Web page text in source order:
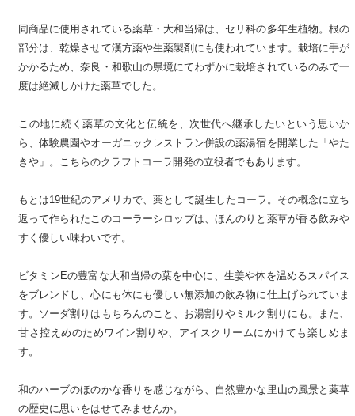
同商品に使用されている薬草・大和当帰は、セリ科の多年生植物。根の
部分は、乾燥させて漢方薬や生薬製剤にも使われています。栽培に手が
かかるため、奈良・和歌山の県境にてわずかに栽培されているのみで一
度は絶滅しかけた薬草でした。
この地に続く薬草の文化と伝統を、次世代へ継承したいという思いか
ら、体験農園やオーガニックレストラン併設の薬湯宿を開業した「やた
きや」。こちらのクラフトコーラ開発の立役者でもあります。
もとは19世紀のアメリカで、薬として誕生したコーラ。その概念に立ち
返って作られたこのコーラーシロップは、ほんのりと薬草が香る飲みや
すく優しい味わいです。
ビタミンEの豊富な大和当帰の葉を中心に、生姜や体を温めるスパイス
をブレンドし、心にも体にも優しい無添加の飲み物に仕上げられていま
す。ソーダ割りはもちろんのこと、お湯割りやミルク割りにも。また、
甘さ控えめのためワイン割りや、アイスクリームにかけても楽しめま
す。
和のハーブのほのかな香りを感じながら、自然豊かな里山の風景と薬草
の歴史に思いをはせてみませんか。